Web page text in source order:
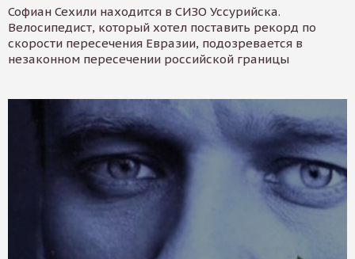
Софиан Сехили находится в СИЗО Уссурийска.
Велосипедист, который хотел поставить рекорд по
скорости пересечения Евразии, подозревается в
незаконном пересечении российской границы